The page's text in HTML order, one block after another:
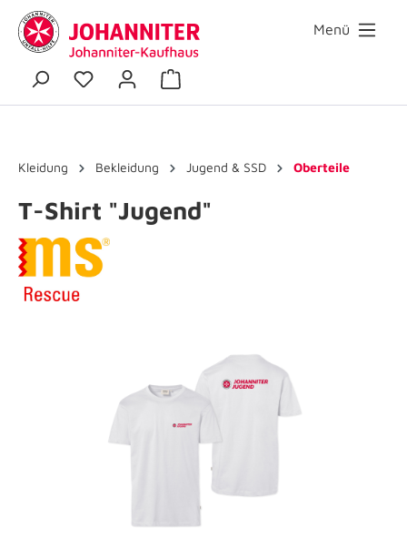
Menü
Kleidung Bekleidung Jugend & SSD Oberteile
T-Shirt "Jugend"